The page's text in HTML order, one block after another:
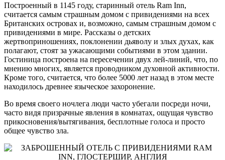
Построенный в 1145 году, старинный отель Ram Inn,
считается самым страшным домом с привидениями на всех
Британских островах и, возможно, самым страшным домом с
привидениями в мире. Рассказы о детских
жертвоприношениях, поклонении дьяволу и злых духах, как
полагают, стоят за ужасающими событиями в этом здании.
Гостиница построена на пересечении двух лей-линий, что, по
мнению многих, является проводником духовной активности.
Кроме того, считается, что более 5000 лет назад в этом месте
находилось древнее языческое захоронение.
Во время своего ночлега люди часто убегали посреди ночи,
часто видя призрачные явления в комнатах, ощущая чувство
прикосновения/вытягивания, бесплотные голоса и просто
общее чувство зла.